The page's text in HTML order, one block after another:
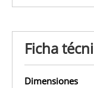
Ficha
Dimensiones